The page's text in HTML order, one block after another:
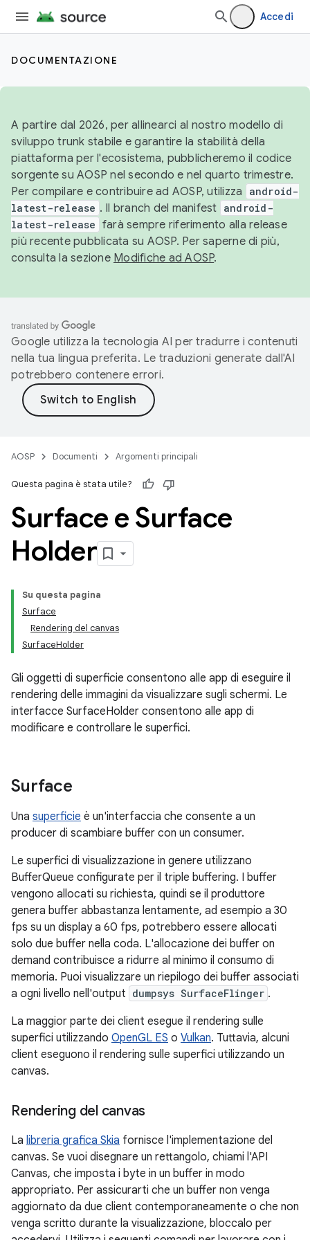
Accedi
DOCUMENTAZIONE
A partire dal 2026, per allinearci al nostro modello di
sviluppo trunk stabile e garantire la stabilità della
piattaforma per l'ecosistema, pubblicheremo il codice
sorgente su AOSP nel secondo e nel quarto trimestre.
Per compilare e contribuire ad AOSP, utilizza
android-
latest-release . Il branch del manifest android-
latest-release farà sempre riferimento alla release
più recente pubblicata su AOSP. Per saperne di più,
consulta la sezione Modifiche ad AOSP.
Google utilizza la tecnologia AI per tradurre i contenuti
nella tua lingua preferita. Le traduzioni generate dall'AI
potrebbero contenere errori.
AOSP Documenti Argomenti principali
Questa pagina è stata utile?
Surface e Surface
Holder
Su questa pagina
Surface
Rendering del canvas
SurfaceHolder
Gli oggetti di superficie consentono alle app di eseguire il
rendering delle immagini da visualizzare sugli schermi. Le
interfacce SurfaceHolder consentono alle app di
modificare e controllare le superfici.
Surface
Una superficie è un'interfaccia che consente a un
producer di scambiare buffer con un consumer.
Le superfici di visualizzazione in genere utilizzano
BufferQueue configurate per il triple buffering. I buffer
vengono allocati su richiesta, quindi se il produttore
genera buffer abbastanza lentamente, ad esempio a 30
fps su un display a 60 fps, potrebbero essere allocati
solo due buffer nella coda. L'allocazione dei buffer on
demand contribuisce a ridurre al minimo il consumo di
memoria. Puoi visualizzare un riepilogo dei buffer associati
a ogni livello nell'output dumpsys SurfaceFlinger .
La maggior parte dei client esegue il rendering sulle
superfici utilizzando OpenGL ES o Vulkan. Tuttavia, alcuni
client eseguono il rendering sulle superfici utilizzando un
canvas.
Rendering del canvas
La libreria grafica Skia fornisce l'implementazione del
canvas. Se vuoi disegnare un rettangolo, chiami l'API
Canvas, che imposta i byte in un buffer in modo
appropriato. Per assicurarti che un buffer non venga
aggiornato da due client contemporaneamente o che non
venga scritto durante la visualizzazione, bloccalo per